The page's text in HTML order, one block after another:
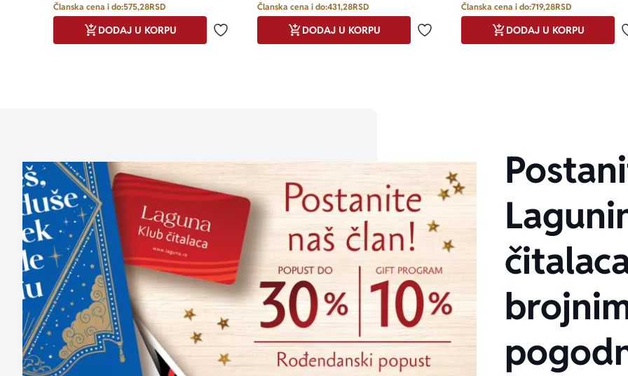
Članska cena i do:575,28RSD
Dodaj u omiljene
DODAJ U KORPU
Članska cena i do:431,28RSD
Dodaj u omiljene
DODAJ U KORPU
Članska cena i do:719,28RSD
DODAJ U KORPU